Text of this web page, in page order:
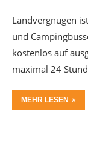
Landvergnügen
und
kostenlos auf
maximal 24
MEHR LESEN